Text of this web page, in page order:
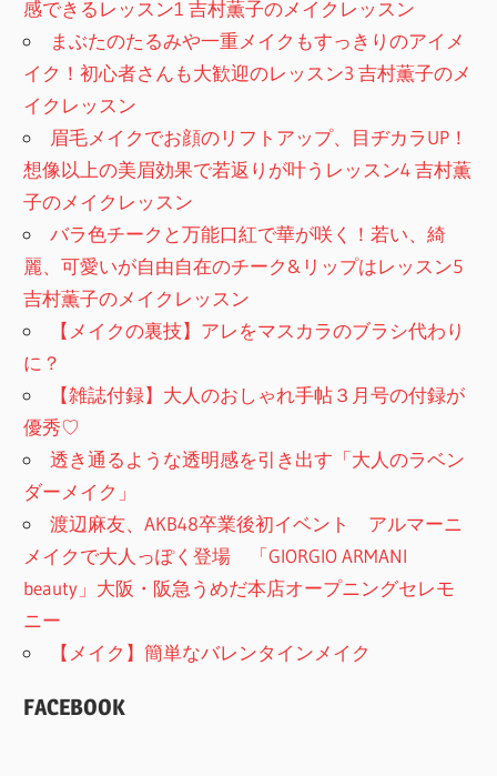
感できるレッスン1 吉村薫子のメイクレッスン
まぶたのたるみや一重メイクもすっきりのアイメ
イク！初心者さんも大歓迎のレッスン3 吉村薫子のメ
イクレッスン
眉毛メイクでお顔のリフトアップ、目ヂカラUP！
想像以上の美眉効果で若返りが叶うレッスン4 吉村薫
子のメイクレッスン
バラ色チークと万能口紅で華が咲く！若い、綺
麗、可愛いが自由自在のチーク&リップはレッスン5
吉村薫子のメイクレッスン
【メイクの裏技】アレをマスカラのブラシ代わり
に？
【雑誌付録】大人のおしゃれ手帖３月号の付録が
優秀♡
透き通るような透明感を引き出す「大人のラベン
ダーメイク」
渡辺麻友、AKB48卒業後初イベント アルマーニ
メイクで大人っぽく登場 「GIORGIO ARMANI
beauty」大阪・阪急うめだ本店オープニングセレモ
ニー
【メイク】簡単なバレンタインメイク
FACEBOOK